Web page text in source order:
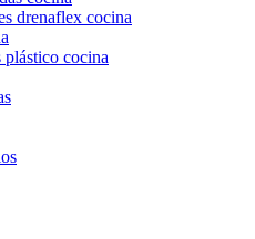
drenaflex cocina
cocina